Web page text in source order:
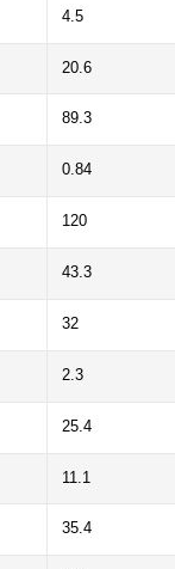
4.5
20.6
89.3
0.84
120
43.3
32
2.3
25.4
11.1
35.4